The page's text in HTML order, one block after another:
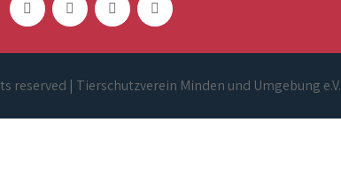
reserved | Tierschutzverein Minden und Umgebung e.V.